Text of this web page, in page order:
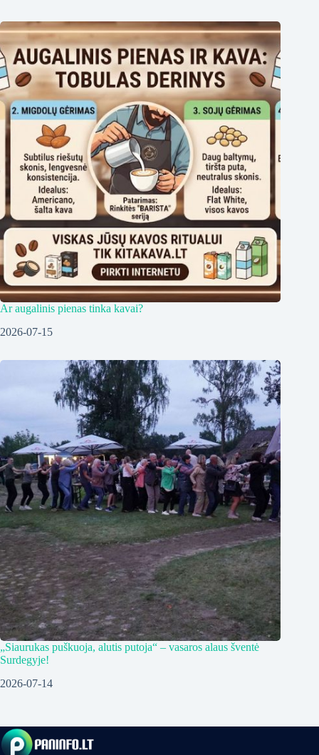
Ar augalinis pienas tinka kavai?
2026-07-15
„Siaurukas puškuoja, alutis putoja“ – vasaros alaus šventė
Surdegyje!
2026-07-14